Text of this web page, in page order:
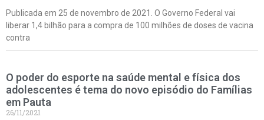
Publicada em 25 de novembro de 2021. O Governo Federal vai
liberar 1,4 bilhão para a compra de 100 milhões de doses de vacina
contra
O poder do esporte na saúde mental e física dos
adolescentes é tema do novo episódio do Famílias
em Pauta
26/11/2021